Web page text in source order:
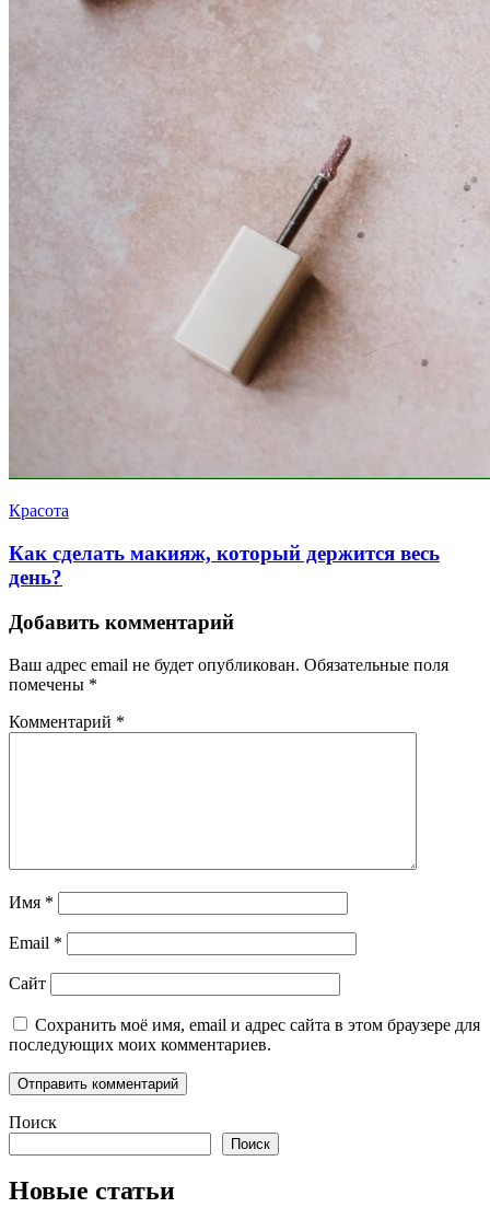
Красота
Как сделать макияж, который держится весь
день?
Добавить комментарий
Ваш адрес email не будет опубликован. Обязательные поля
помечены *
Комментарий *
Имя *
Email *
Сайт
Сохранить моё имя, email и адрес сайта в этом браузере для
последующих моих комментариев.
Поиск
Поиск
Новые статьи